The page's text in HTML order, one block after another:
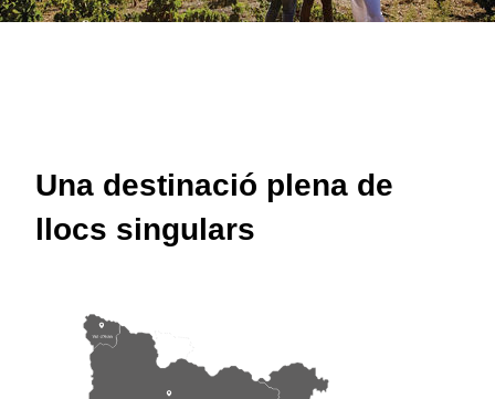
Una destinació plena de
llocs singulars